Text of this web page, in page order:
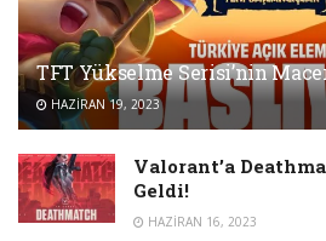
TFT Yükselme Serisi’nin
HAZIRAN 19, 2023
Valorant’a
Geldi!
HAZIRAN 16, 2023